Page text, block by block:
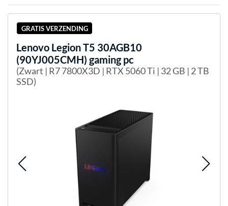
GRATIS VERZENDING
Lenovo Legion T5 30AGB10
(90YJ005CMH) gaming pc
(Zwart | R7 7800X3D | RTX 5060 Ti | 32 GB | 2 TB
SSD)